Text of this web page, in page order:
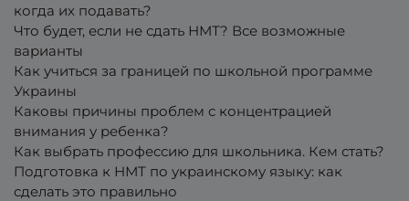
когда их подавать?
Что будет, если не сдать НМТ? Все возможные
варианты
Как учиться за границей по школьной программе
Украины
Каковы причины проблем с концентрацией
внимания у ребенка?
Как выбрать профессию для школьника. Кем стать?
Подготовка к НМТ по украинскому языку: как
сделать это правильно